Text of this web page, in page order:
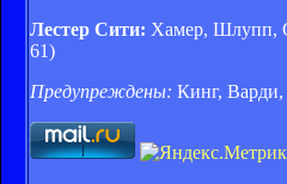
Лестер Сити: Хамер, Шлупп,
61)
Предупреждены: Кинг, Варди,